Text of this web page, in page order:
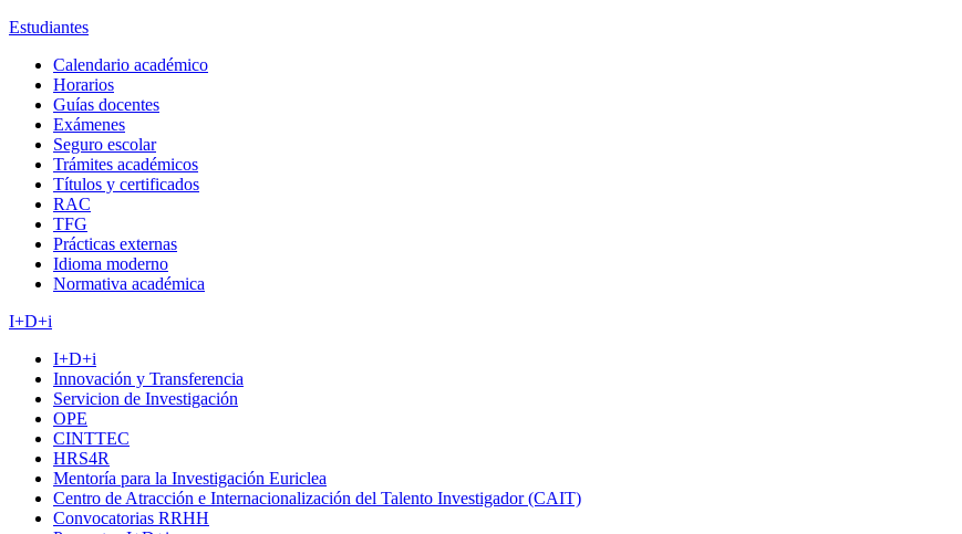
Estudiantes
Calendario académico
Horarios
Guías docentes
Exámenes
Seguro escolar
Trámites académicos
Títulos y certificados
RAC
TFG
Prácticas externas
Idioma moderno
Normativa académica
I+D+i
I+D+i
Innovación y Transferencia
Servicion de Investigación
OPE
CINTTEC
HRS4R
Mentoría para la Investigación Euriclea
Centro de Atracción e Internacionalización del Talento Investigador (CAIT)
Convocatorias RRHH